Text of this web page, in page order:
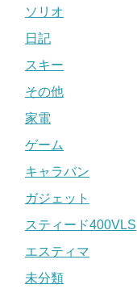
ソリオ
日記
スキー
その他
家電
ゲーム
キャラバン
ガジェット
スティード400VLS
エスティマ
未分類